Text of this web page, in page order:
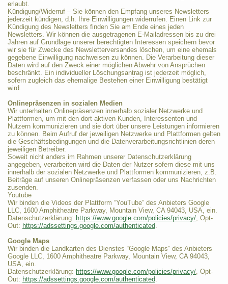
erlaubt.
Kündigung/Widerruf – Sie können den Empfang unseres Newsletters
jederzeit kündigen, d.h. Ihre Einwilligungen widerrufen. Einen Link zur
Kündigung des Newsletters finden Sie am Ende eines jeden
Newsletters. Wir können die ausgetragenen E-Mailadressen bis zu drei
Jahren auf Grundlage unserer berechtigten Interessen speichern bevor
wir sie für Zwecke des Newsletterversandes löschen, um eine ehemals
gegebene Einwilligung nachweisen zu können. Die Verarbeitung dieser
Daten wird auf den Zweck einer möglichen Abwehr von Ansprüchen
beschränkt. Ein individueller Löschungsantrag ist jederzeit möglich,
sofern zugleich das ehemalige Bestehen einer Einwilligung bestätigt
wird.
Onlinepräsenzen in sozialen Medien
Wir unterhalten Onlinepräsenzen innerhalb sozialer Netzwerke und
Plattformen, um mit den dort aktiven Kunden, Interessenten und
Nutzern kommunizieren und sie dort über unsere Leistungen informieren
zu können. Beim Aufruf der jeweiligen Netzwerke und Plattformen gelten
die Geschäftsbedingungen und die Datenverarbeitungsrichtlinien deren
jeweiligen Betreiber.
Soweit nicht anders im Rahmen unserer Datenschutzerklärung
angegeben, verarbeiten wird die Daten der Nutzer sofern diese mit uns
innerhalb der sozialen Netzwerke und Plattformen kommunizieren, z.B.
Beiträge auf unseren Onlinepräsenzen verfassen oder uns Nachrichten
zusenden.
Youtube
Wir binden die Videos der Plattform “YouTube” des Anbieters Google
LLC, 1600 Amphitheatre Parkway, Mountain View, CA 94043, USA, ein.
Datenschutzerklärung: https://www.google.com/policies/privacy/, Opt-
Out: https://adssettings.google.com/authenticated.
Google Maps
Wir binden die Landkarten des Dienstes “Google Maps” des Anbieters
Google LLC, 1600 Amphitheatre Parkway, Mountain View, CA 94043,
USA, ein.
Datenschutzerklärung: https://www.google.com/policies/privacy/, Opt-
Out: https://adssettings.google.com/authenticated.